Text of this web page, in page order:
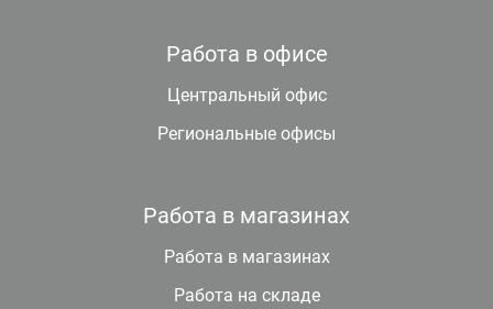
Работа в офисе
Центральный офис
Региональные офисы
Работа в магазинах
Работа в магазинах
Работа на складе